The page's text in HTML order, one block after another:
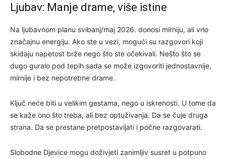
Ljubav: Manje drame, više istine
Na ljubavnom planu svibanj/maj 2026. donosi mirniju, ali vrlo
značajnu energiju. Ako ste u vezi, mogući su razgovori koji
skidaju napetost brže nego što ste očekivali. Nešto što se
dugo guralo pod tepih sada se može izgovoriti jednostavnije,
mirnije i bez nepotrebne drame.
Ključ neće biti u velikim gestama, nego u iskrenosti. U tome da
se kaže ono što treba, ali bez optuživanja. Da se čuje druga
strana. Da se prestane pretpostavljati i počne razgovarati.
Slobodne Djevice mogu doživjeti zanimljiv susret u potpuno